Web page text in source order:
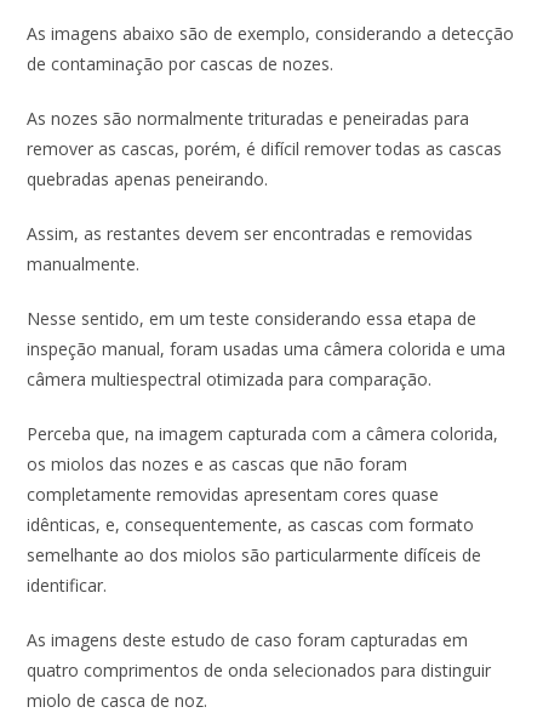
As imagens abaixo são de exemplo, considerando a detecção
de contaminação por cascas de nozes.
As nozes são normalmente trituradas e peneiradas para
remover as cascas, porém, é difícil remover todas as cascas
quebradas apenas peneirando.
Assim, as restantes devem ser encontradas e removidas
manualmente.
Nesse sentido, em um teste considerando essa etapa de
inspeção manual, foram usadas uma câmera colorida e uma
câmera multiespectral otimizada para comparação.
Perceba que, na imagem capturada com a câmera colorida,
os miolos das nozes e as cascas que não foram
completamente removidas apresentam cores quase
idênticas, e, consequentemente, as cascas com formato
semelhante ao dos miolos são particularmente difíceis de
identificar.
As imagens deste estudo de caso foram capturadas em
quatro comprimentos de onda selecionados para distinguir
miolo de casca de noz.